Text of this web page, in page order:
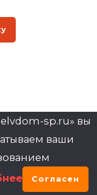
sp.ru» вы
ваши
Согласен